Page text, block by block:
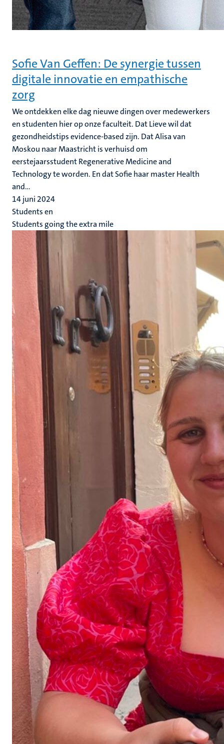
Sofie Van Geffen: De synergie tussen
digitale innovatie en empathische
zorg
We ontdekken elke dag nieuwe dingen over medewerkers
en studenten hier op onze faculteit. Dat Lieve wil dat
gezondheidstips evidence-based zijn. Dat Alisa van
Moskou naar Maastricht is verhuisd om
eerstejaarsstudent Regenerative Medicine and
Technology te worden. En dat Sofie haar master Health
and...
14 juni 2024
Students en
Students going the extra mile